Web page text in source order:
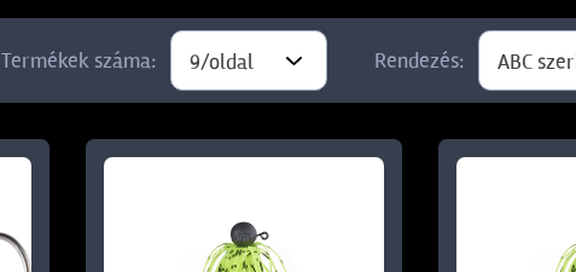
Termékek száma: 9/oldal Rendezés: ABC